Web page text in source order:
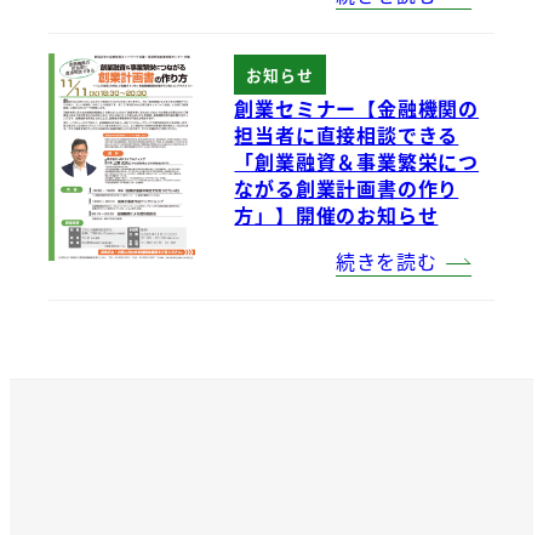
お知らせ
創業セミナー【金融機関の
担当者に直接相談できる
「創業融資＆事業繁栄につ
ながる創業計画書の作り
方」】開催のお知らせ
続きを読む